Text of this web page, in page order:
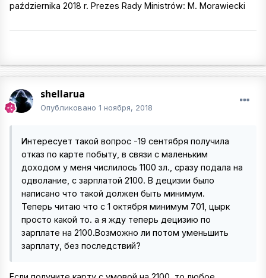
października 2018 r. Prezes Rady Ministrów: M. Morawiecki
shellarua
Опубликовано 1 ноября, 2018
Интересует такой вопрос -19 сентября получила
отказ по карте побыту, в связи с маленьким
доходом у меня числилось 1100 зл., сразу подала на
одволание, с зарплатой 2100. В децизии было
написано что такой должен быть минимум.
Теперь читаю что с 1 октября минимум 701, цырк
просто какой то. а я жду теперь децизию по
зарплате на 2100.Возможно ли потом уменьшить
зарплату, без последствий?